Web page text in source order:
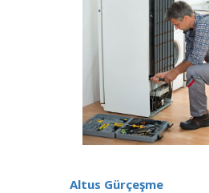
Altus Gürçeşme